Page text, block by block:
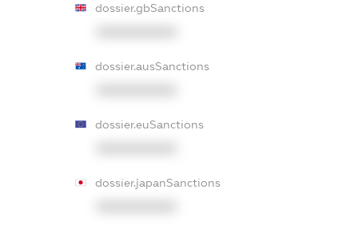
dossier.gbSanctions
dossier.ausSanctions
dossier.euSanctions
dossier.japanSanctions